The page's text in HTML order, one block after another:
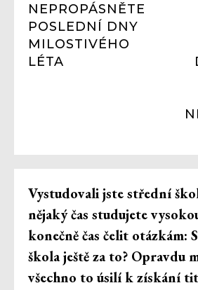
Vystudovali jste střední
nějaký čas studujete
konečně čas čelit otázkám:
škola ještě za to? Opravdu
všechno to úsilí k získání
NEPROPÁSNĚTE
POSLEDNÍ DNY
MILOSTIVÉHO
LÉTA